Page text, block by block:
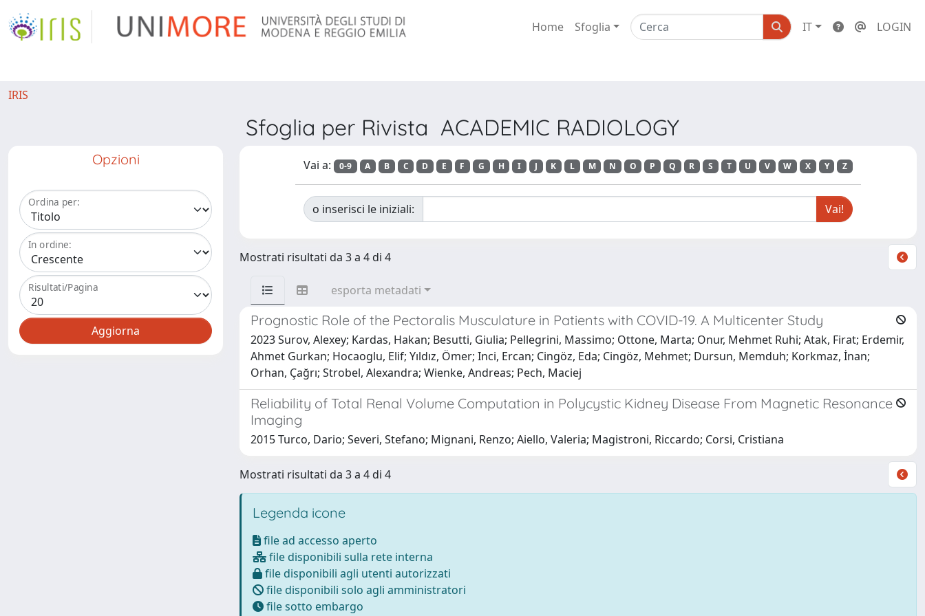
Home Sfoglia IT LOGIN
IRIS
Sfoglia per Rivista ACADEMIC RADIOLOGY
Opzioni
Ordina per:
In ordine:
Risultati/Pagina
Vai a: 0-9 A B C D E F G H I J K L M N O P Q R S T U V W X Y Z
o inserisci le iniziali:
Mostrati risultati da 3 a 4 di 4
esporta metadati
Prognostic Role of the Pectoralis Musculature in Patients with COVID-19. A Multicenter Study
2023 Surov, Alexey; Kardas, Hakan; Besutti, Giulia; Pellegrini, Massimo; Ottone, Marta; Onur, Mehmet Ruhi; Atak, Firat; Erdemir,
Ahmet Gurkan; Hocaoglu, Elif; Yıldız, Ömer; Inci, Ercan; Cingöz, Eda; Cingöz, Mehmet; Dursun, Memduh; Korkmaz, İnan;
Orhan, Çağrı; Strobel, Alexandra; Wienke, Andreas; Pech, Maciej
Reliability of Total Renal Volume Computation in Polycystic Kidney Disease From Magnetic Resonance
Imaging
2015 Turco, Dario; Severi, Stefano; Mignani, Renzo; Aiello, Valeria; Magistroni, Riccardo; Corsi, Cristiana
Mostrati risultati da 3 a 4 di 4
Legenda icone
file ad accesso aperto
file disponibili sulla rete interna
file disponibili agli utenti autorizzati
file disponibili solo agli amministratori
file sotto embargo